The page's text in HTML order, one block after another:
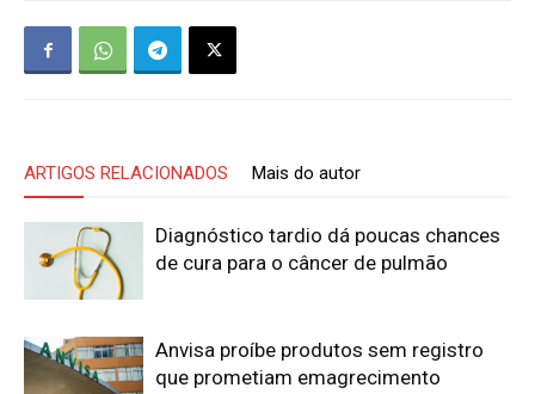
ARTIGOS RELACIONADOS Mais do autor
Diagnóstico tardio dá poucas chances
de cura para o câncer de pulmão
Anvisa proíbe produtos sem registro
que prometiam emagrecimento